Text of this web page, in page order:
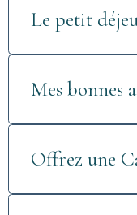
Le petit
Mes bonnes
Offrez une